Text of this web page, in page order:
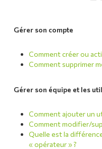
Gérer son compte
Comment créer ou
Comment supprimer
Gérer son équipe et les
Comment ajouter un
Comment modifier/
Quelle est la
« opérateur » ?